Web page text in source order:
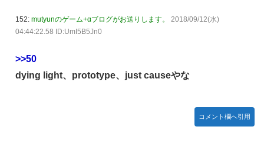
152: mutyunのゲーム+αブログがお送りします。
2018/09/12(水)
04:44:22.58 ID:UmI5B5Jn0
>>50
dying light、prototype、just causeやな
コメント欄へ引用